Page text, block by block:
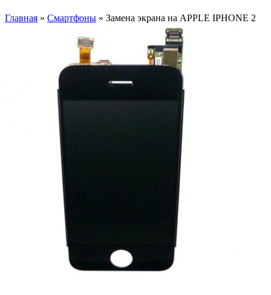
Главная » Смартфоны » Замена экрана на APPLE IPHONE 2